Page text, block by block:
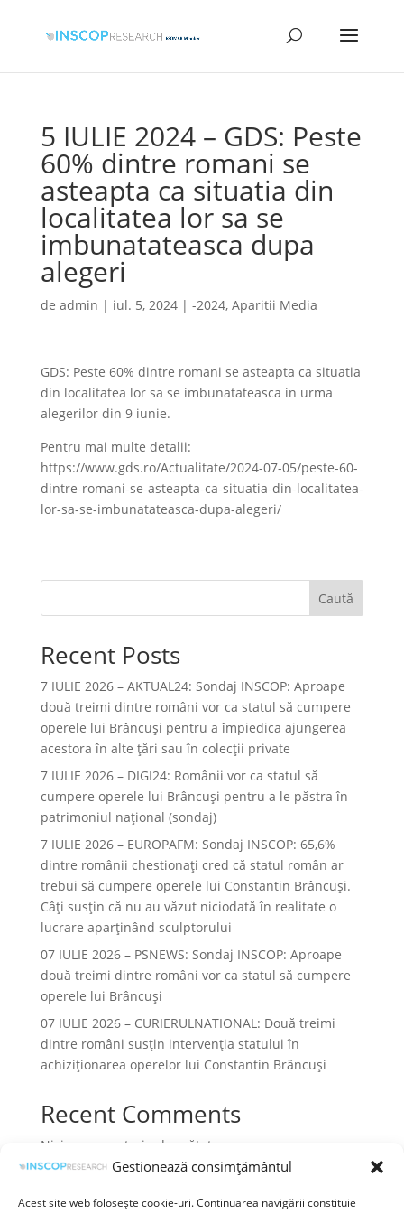
Gestionează consimțământul
Acest site web folosește cookie-uri. Continuarea navigării constituie
5 IULIE 2024 – GDS: Peste
60% dintre romani se
asteapta ca situatia din
localitatea lor sa se
imbunatateasca dupa
alegeri
de admin | iul. 5, 2024| -2024, Aparitii Media
GDS: Peste 60% dintre romani se asteapta ca situatia
din localitatea lor sa se imbunatateasca in urma
alegerilor din 9 iunie.
Pentru mai multe detalii:
https://www.gds.ro/Actualitate/2024-07-05/peste-60-
dintre-romani-se-asteapta-ca-situatia-din-localitatea-
lor-sa-se-imbunatateasca-dupa-alegeri/
Caută
Recent Posts
7 IULIE 2026 – AKTUAL24: Sondaj INSCOP: Aproape
două treimi dintre români vor ca statul să cumpere
operele lui Brâncuşi pentru a împiedica ajungerea
acestora în alte ţări sau în colecţii private
7 IULIE 2026 – DIGI24: Românii vor ca statul să
cumpere operele lui Brâncuși pentru a le păstra în
patrimoniul național (sondaj)
7 IULIE 2026 – EUROPAFM: Sondaj INSCOP: 65,6%
dintre românii chestionați cred că statul român ar
trebui să cumpere operele lui Constantin Brâncuși.
Câți susțin că nu au văzut niciodată în realitate o
lucrare aparținând sculptorului
07 IULIE 2026 – PSNEWS: Sondaj INSCOP: Aproape
două treimi dintre români vor ca statul să cumpere
operele lui Brâncuși
07 IULIE 2026 – CURIERULNATIONAL: Două treimi
dintre români susțin intervenția statului în
achiziționarea operelor lui Constantin Brâncuși
Recent Comments
Niciun comentariu de arătat.